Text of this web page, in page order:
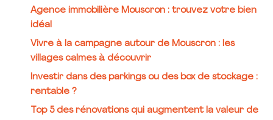
Agence immobilière Mouscron : trouvez votre bien
idéal
Vivre à la campagne autour de Mouscron : les
villages calmes à découvrir
Investir dans des parkings ou des box de stockage :
rentable ?
Top 5 des rénovations qui augmentent la valeur de